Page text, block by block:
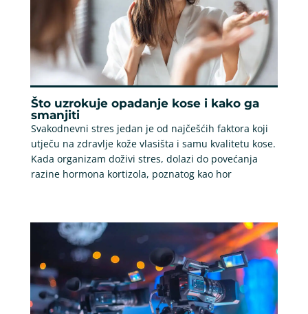
Što uzrokuje opadanje kose i kako ga
smanjiti
Svakodnevni stres jedan je od najčešćih faktora koji
utječu na zdravlje kože vlasišta i samu kvalitetu kose.
Kada organizam doživi stres, dolazi do povećanja
razine hormona kortizola, poznatog kao hor